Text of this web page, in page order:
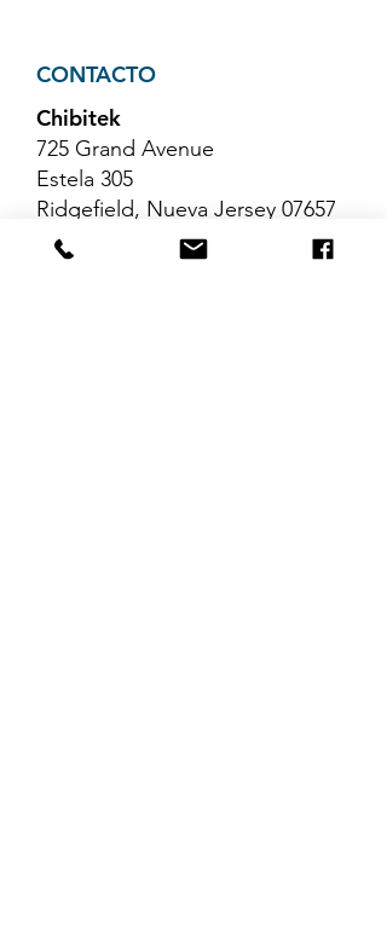
CONTACTO
Chibitek
725 Grand Avenue
Estela 305
Ridgefield, Nueva Jersey 07657
Teléfono 888-585-6823